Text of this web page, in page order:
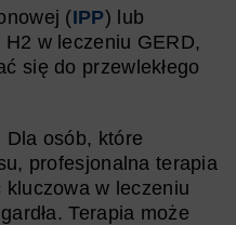
(IPP) lub
w leczeniu GERD,
się do przewlekłego
Dla osób, które
profesjonalna terapia
w leczeniu
Terapia może